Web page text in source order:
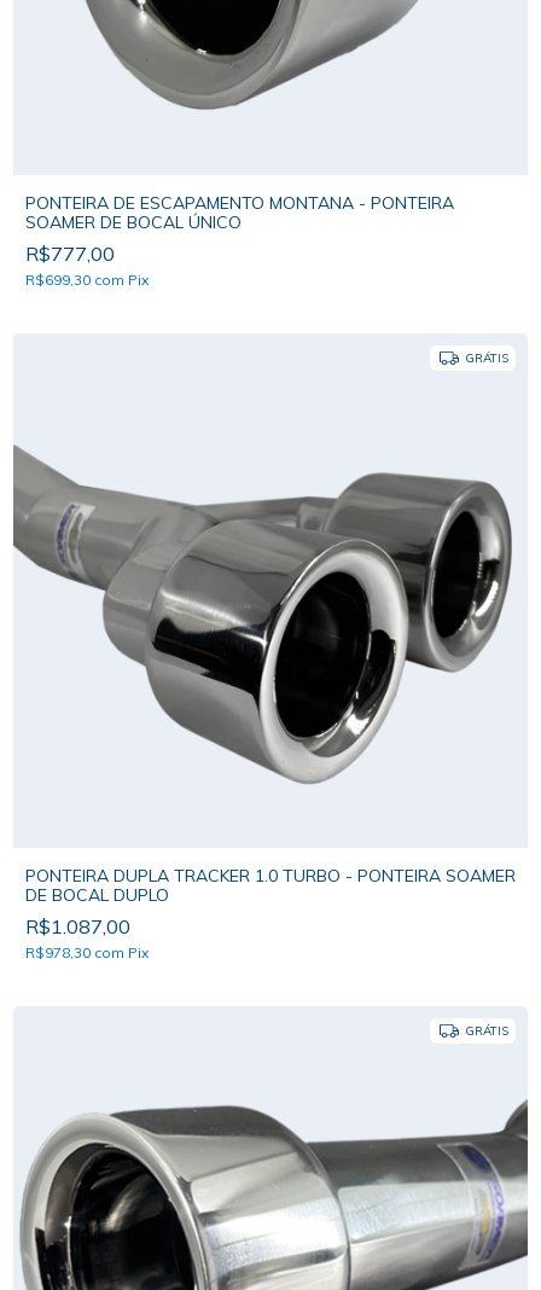
PONTEIRA DE ESCAPAMENTO MONTANA - PONTEIRA
SOAMER DE BOCAL ÚNICO
R$777,00
R$699,30 com Pix
GRÁTIS
PONTEIRA DUPLA TRACKER 1.0 TURBO - PONTEIRA SOAMER
DE BOCAL DUPLO
R$1.087,00
R$978,30 com Pix
GRÁTIS